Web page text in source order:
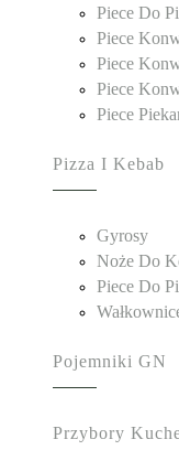
Piece Do
Piece
Piece
Piece
Piece
Pizza I Kebab
Gyrosy
Noże Do
Piece Do
Pojemniki GN
Przybory